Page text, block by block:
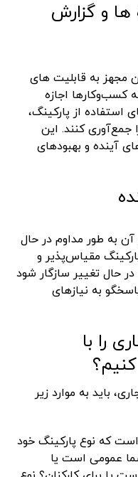
ها و گزارش
مجهز به قابلیت های
کسب‌وکارها اجازه
استفاده از پارکینگ،
جمع‌آوری کنند. این
آینده و بهبودهای
به طور مداوم در حال
مقیاس‌پذیر و
در حال تغییر سازگار شود
به نیازهای
را با
باید به موارد زیر
که نوع پارکینگ خود
عمومی است یا